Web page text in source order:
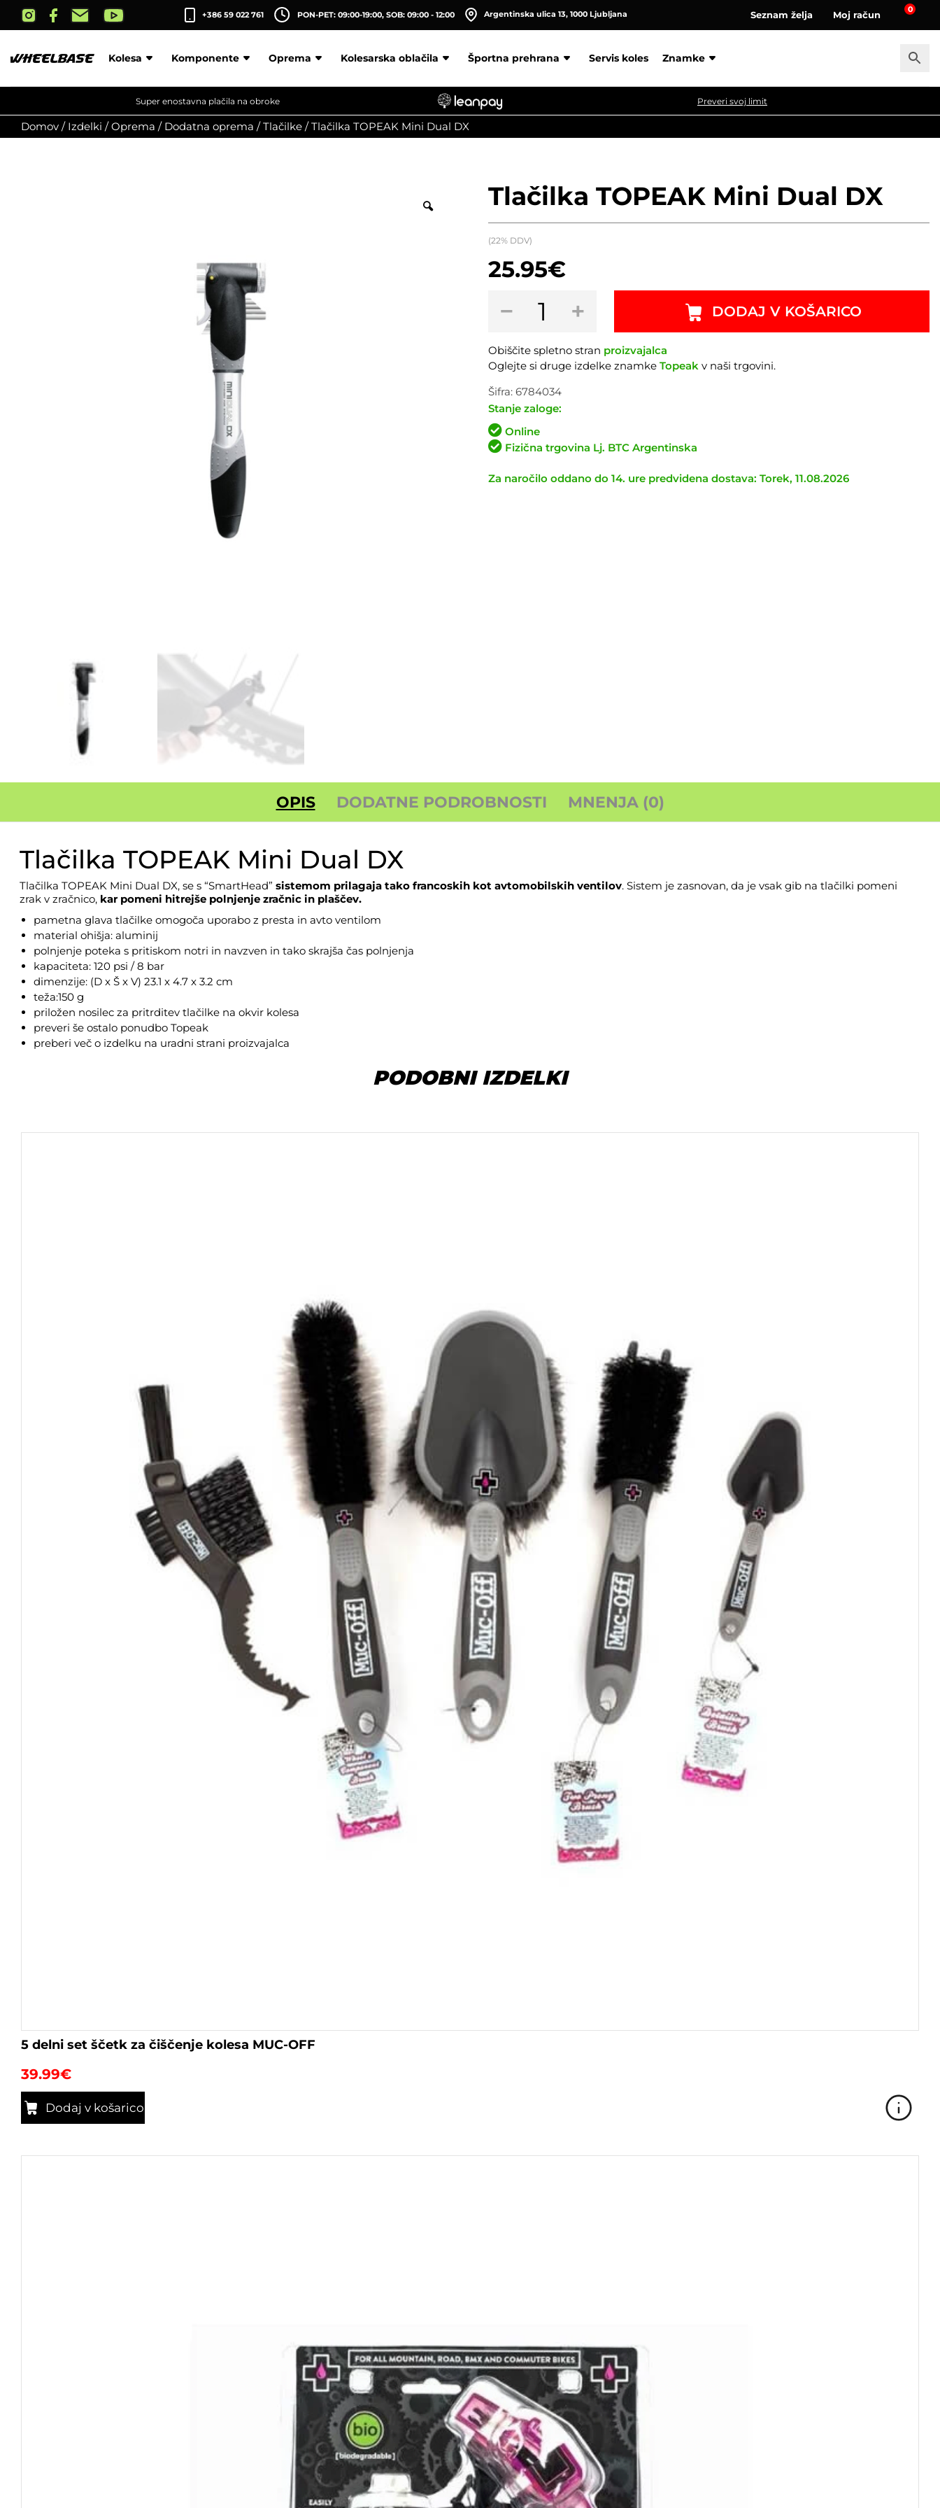
content
+386 59 022 761 PON-PET: 09:00-19:00, SOB: 09:00 - 12:00 Argentinska ulica 13, 1000 Ljubljana Seznam želja Moj račun 0
Kolesa Komponente Oprema Kolesarska oblačila Športna prehrana Servis koles Znamke
Super enostavna plačila na obroke Preveri svoj limit
Domov / Izdelki /Oprema / Dodatna oprema /Tlačilke /Tlačilka TOPEAK Mini Dual DX
Tlačilka TOPEAK Mini Dual DX
25.95€
(22% DDV)
−
TOPEAK
Dual
DX
količina
+ DODAJ V KOŠARICO
Obiščite spletno stran proizvajalca
Oglejte si druge izdelke znamkeTopeak v naši trgovini.
Šifra:6784034
Stanje zaloge:
Online
Fizična trgovina Lj. BTC Argentinska
Za naročilo oddano do 14. ure predvidena dostava: Torek, 11.08.2026
OPIS DODATNE PODROBNOSTI MNENJA (0)
Tlačilka TOPEAK Mini Dual DX
Tlačilka TOPEAK Mini Dual DX, se s “SmartHead” sistemom prilagaja tako francoskih kot avtomobilskih ventilov. Sistem je zasnovan, da je vsak gib na tlačilki pomeni
zrak v zračnico,kar pomeni hitrejše polnjenje zračnic in plaščev.
pametna glava tlačilke omogoča uporabo z presta in avto ventilom
material ohišja: aluminij
polnjenje poteka s pritiskom notri in navzven in tako skrajša čas polnjenja
kapaciteta: 120 psi / 8 bar
dimenzije: (D x Š x V) 23.1 x 4.7 x 3.2 cm
teža:150 g
priložen nosilec za pritrditev tlačilke na okvir kolesa
preveri še ostalo ponudbo Topeak
preberi več o izdelku na uradni strani proizvajalca
PODOBNI IZDELKI
5 delni set ščetk za čiščenje kolesa MUC-OFF
39.99€
Dodaj v košarico